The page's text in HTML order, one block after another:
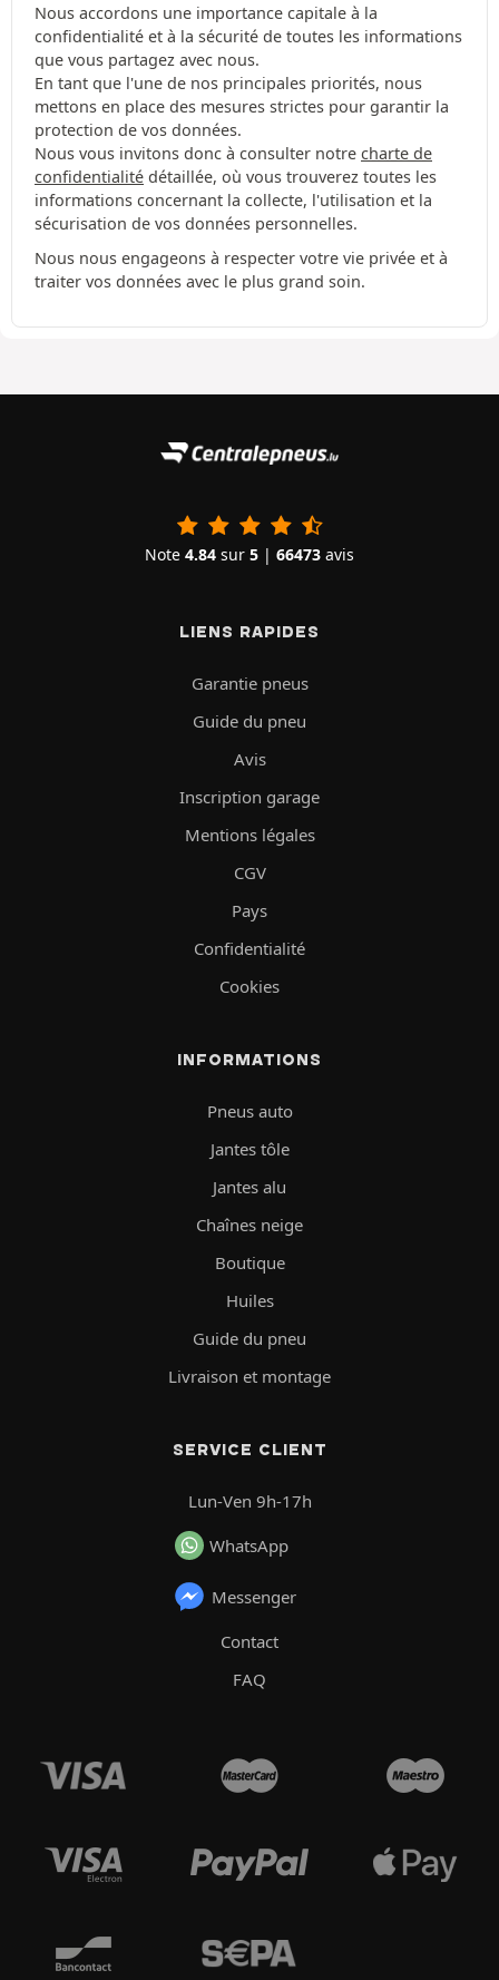
Nous accordons une importance capitale à la
confidentialité et à la sécurité de toutes les informations
que vous partagez avec nous.
En tant que l'une de nos principales priorités, nous
mettons en place des mesures strictes pour garantir la
protection de vos données.
Nous vous invitons donc à consulter notre charte de
confidentialité détaillée, où vous trouverez toutes les
informations concernant la collecte, l'utilisation et la
sécurisation de vos données personnelles.
Nous nous engageons à respecter votre vie privée et à
traiter vos données avec le plus grand soin.
Note 4.84 sur 5 | 66473 avis
LIENS RAPIDES
Garantie pneus
Guide du pneu
Avis
Inscription garage
Mentions légales
CGV
Pays
Confidentialité
Cookies
INFORMATIONS
Pneus auto
Jantes tôle
Jantes alu
Chaînes neige
Boutique
Huiles
Guide du pneu
Livraison et montage
SERVICE CLIENT
Lun-Ven 9h-17h
WhatsApp
Messenger
Contact
FAQ